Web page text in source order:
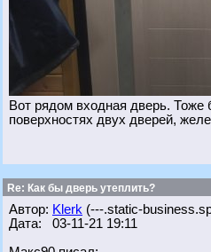
Вот рядом входная дверь. Тоже
поверхностях двух дверей,
Re: Как бы дверь утеплить?
Автор: Klerk (---.static-
Дата: 03-11-21 19:11